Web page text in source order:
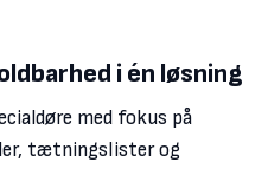
i én løsning
med fokus på
tætningslister og